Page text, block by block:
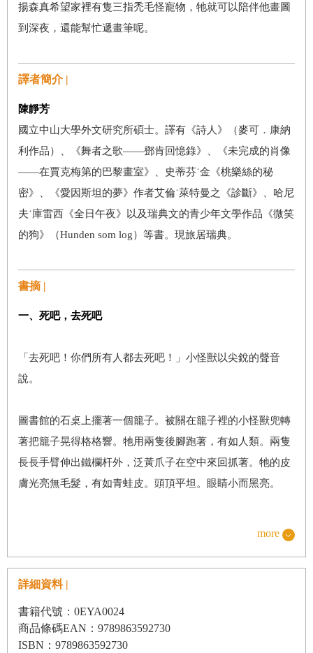
揚森真希望家裡有隻三指禿毛怪寵物，牠就可以陪伴他畫圖
到深夜，還能幫忙遞畫筆呢。
譯者簡介 |
陳靜芳
國立中山大學外文研究所碩士。譯有《詩人》（麥可．康納
利作品）、《舞者之歌——鄧肯回憶錄》、《未完成的肖像
——在賈克梅第的巴黎畫室》、史蒂芬˙金《桃樂絲的秘
密》、《愛因斯坦的夢》作者艾倫˙萊特曼之《診斷》、哈尼
夫˙庫雷西《全日午夜》以及瑞典文的青少年文學作品《微笑
的狗》（Hunden som log）等書。現旅居瑞典。
書摘 |
一、死吧，去死吧
「去死吧！你們所有人都去死吧！」小怪獸以尖銳的聲音
說。
圖書館的石桌上擺著一個籠子。被關在籠子裡的小怪獸兜轉
著把籠子晃得格格響。牠用兩隻後腳跑著，有如人類。兩隻
長長手臂伸出鐵欄杆外，泛黃爪子在空中來回抓著。牠的皮
膚光亮無毛髮，有如青蛙皮。頭頂平坦。眼睛小而黑亮。
「你這小妖怪才去死哩，」她沒好氣地低吼著說。「邁格
納，這到底是什麼鬼東西？」
她這句話是對著站在她後面的哥哥邁格納說的。
more
詳細資料 |
書籍代號：0EYA0024
商品條碼EAN：9789863592730
ISBN：9789863592730